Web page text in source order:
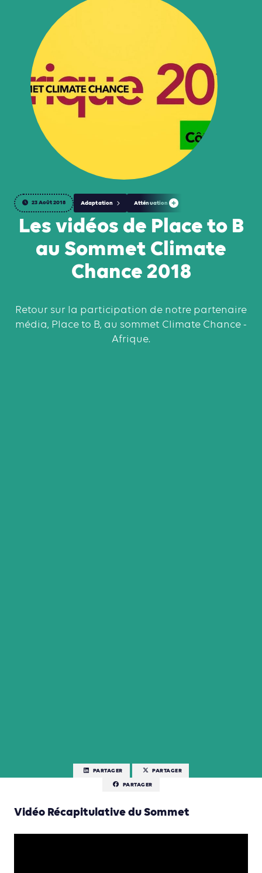
23 Août 2018 Adaptation Atténuation
Les vidéos de Place to B
au Sommet Climate
Chance 2018
Retour sur la participation de notre partenaire
média, Place to B, au sommet Climate Chance -
Afrique.
PARTAGER
PARTAGER
PARTAGER
Vidéo Récapitulative du Sommet